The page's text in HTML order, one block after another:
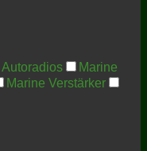
Autoradios
Marine
Marine Verstärker